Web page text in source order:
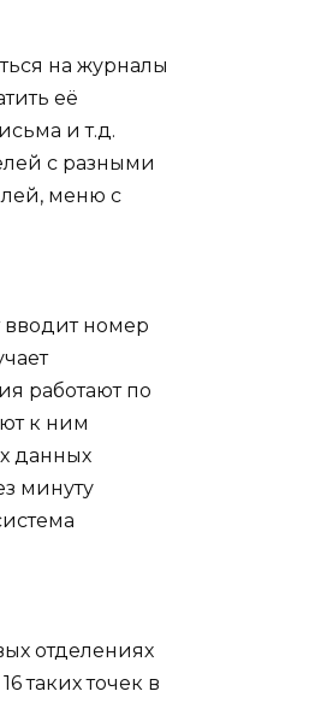
на журналы
её
и т.д.
с разными
меню с
вводит номер
работают по
к ним
данных
минуту
отделениях
таких точек в